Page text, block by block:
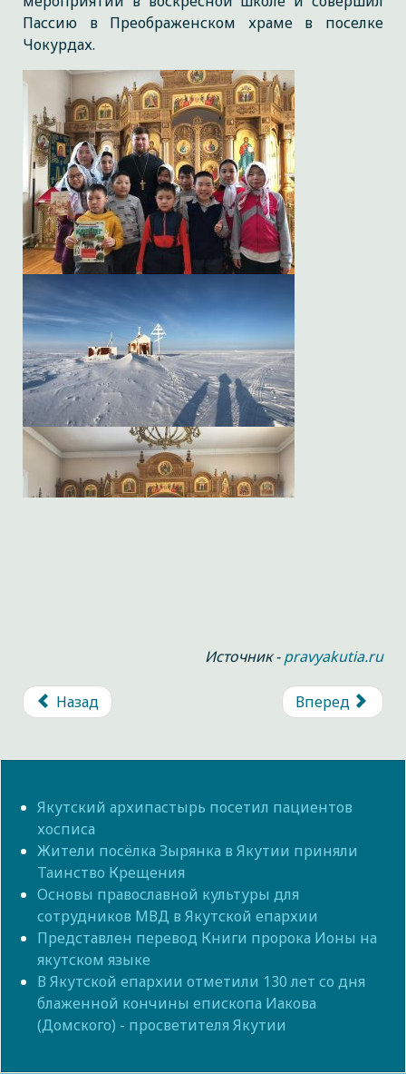
Пассию в Преображенском храме в поселке
Чокурдах.
Источник -pravyakutia.ru
Назад Вперед
Якутский архипастырь посетил пациентов
хосписа
Жители посёлка Зырянка в Якутии приняли
Таинство Крещения
Основы православной культуры для
сотрудников МВД в Якутской епархии
Представлен перевод Книги пророка Ионы на
якутском языке
В Якутской епархии отметили 130 лет со дня
блаженной кончины епископа Иакова
(Домского) - просветителя Якутии